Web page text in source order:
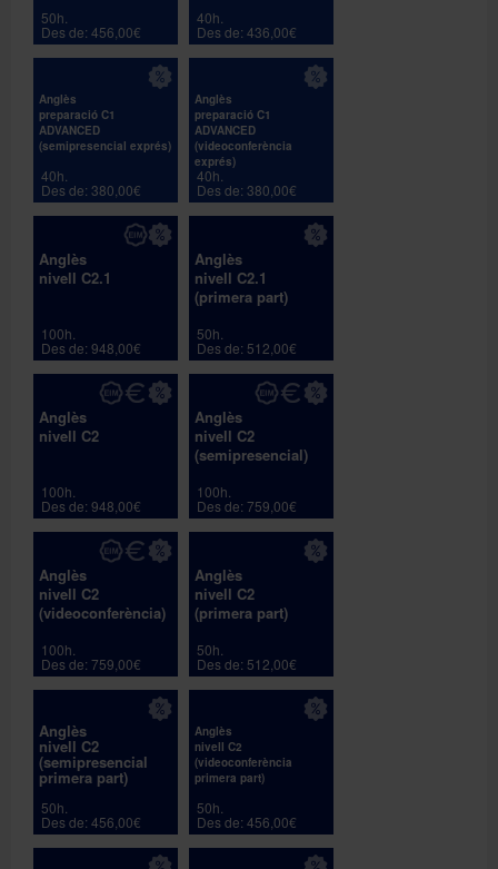
50h.
Des de: 456,00€
40h.
Des de: 436,00€
Anglès
preparació C1
ADVANCED
(semipresencial exprés)
40h.
Des de: 380,00€
Anglès
preparació C1
ADVANCED
(videoconferència
exprés)
40h.
Des de: 380,00€
Anglès
nivell C2.1
100h.
Des de: 948,00€
Anglès
nivell C2.1
(primera part)
50h.
Des de: 512,00€
Anglès
nivell C2
100h.
Des de: 948,00€
Anglès
nivell C2
(semipresencial)
100h.
Des de: 759,00€
Anglès
nivell C2
(videoconferència)
100h.
Des de: 759,00€
Anglès
nivell C2
(primera part)
50h.
Des de: 512,00€
Anglès
nivell C2
(semipresencial
primera part)
50h.
Des de: 456,00€
Anglès
nivell C2
(videoconferència
primera part)
50h.
Des de: 456,00€